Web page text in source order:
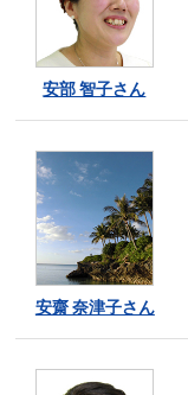
安部 智子さん
安齋 奈津子さん